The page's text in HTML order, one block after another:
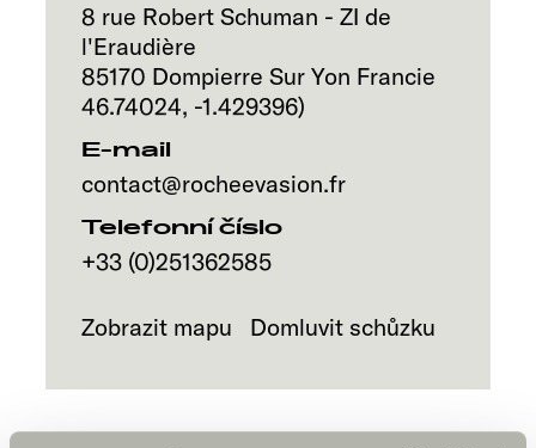
8 rue Robert Schuman - ZI de
l'Eraudière
85170 Dompierre Sur Yon Francie
46.74024, -1.429396)
E-mail
contact@rocheevasion.fr
Telefonní číslo
+33 (0)251362585
Zobrazit mapu Domluvit schůzku